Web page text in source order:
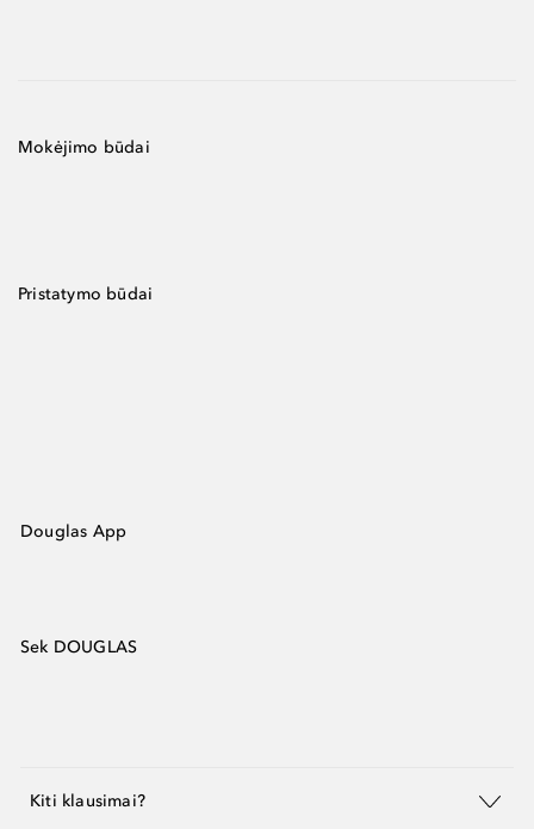
Mokėjimo būdai
Pristatymo būdai
Douglas App
Sek DOUGLAS
Kiti klausimai?